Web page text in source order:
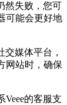
然失败，您可
可能会更好地
交媒体平台，
网站时，确保
的客服支